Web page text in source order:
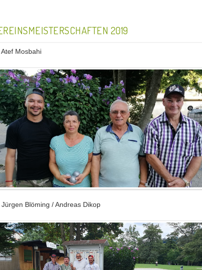
2019
Mosbahi
Jürgen Blöming / Andreas Dikop